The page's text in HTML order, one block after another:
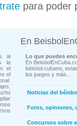
para poder
al
la
el
el
En
Lo que puedes
En
béisbol cubano,
los juegos y más...
Noticias del
Foros, opiniones,
Concursos sobre